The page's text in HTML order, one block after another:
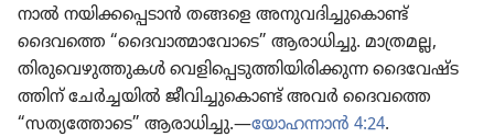
നാൽ നയിക്ക​പ്പെ​ടാൻ തങ്ങളെ അനുവ​ദി​ച്ചു​കൊണ്ട്‌
ദൈവത്തെ “ദൈവാ​ത്മാ​വോ​ടെ” ആരാധി​ച്ചു. മാത്രമല്ല,
തിരു​വെ​ഴു​ത്തു​കൾ വെളി​പ്പെ​ടു​ത്തി​യി​രി​ക്കുന്ന ദൈ​വേ​ഷ്ട​
ത്തിന്‌ ചേർച്ച​യിൽ ജീവി​ച്ചു​കൊണ്ട്‌ അവർ ദൈവത്തെ
“സത്യ​ത്തോ​ടെ” ആരാധി​ച്ചു.—യോഹ​ന്നാൻ 4:24.